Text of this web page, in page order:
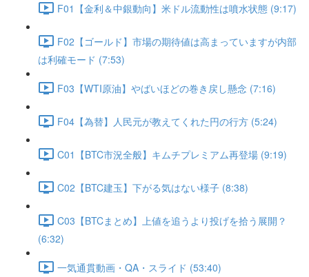
F01【金利＆中銀動向】米ドル流動性は噴水状態 (9:17)
F02【ゴールド】市場の期待値は高まっていますが内部
は利確モード (7:53)
F03【WTI原油】やばいほどの巻き戻し懸念 (7:16)
F04【為替】人民元が教えてくれた円の行方 (5:24)
C01【BTC市況全般】キムチプレミアム再登場 (9:19)
C02【BTC建玉】下がる気はない様子 (8:38)
C03【BTCまとめ】上値を追うより投げを拾う展開？
(6:32)
一気通貫動画・QA・スライド (53:40)